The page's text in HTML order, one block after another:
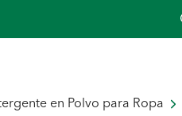
en Polvo para Ropa